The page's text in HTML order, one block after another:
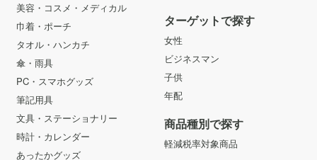
美容・コスメ・メディカル
巾着・ポーチ
タオル・ハンカチ
傘・雨具
PC・スマホグッズ
筆記用具
文具・ステーショナリー
時計・カレンダー
あったかグッズ
ターゲットで探す
女性
ビジネスマン
子供
年配
商品種別で探す
軽減税率対象商品